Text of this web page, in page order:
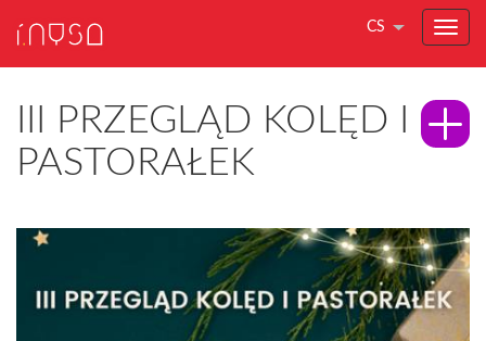
CS
III PRZEGLĄD KOLĘD I
PASTORAŁEK